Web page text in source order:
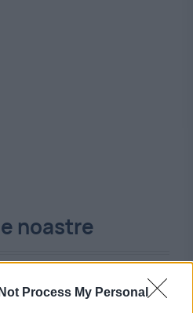
Process My Personal
noastre